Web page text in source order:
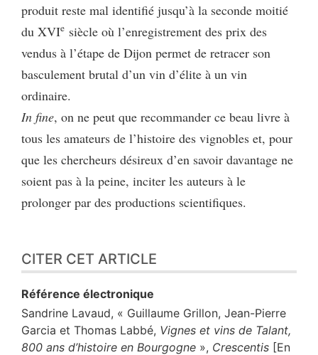
produit reste mal identifié jusqu’à la seconde moitié
du XVIe siècle où l’enregistrement des prix des
vendus à l’étape de Dijon permet de retracer son
basculement brutal d’un vin d’élite à un vin
ordinaire.
In fine, on ne peut que recommander ce beau livre à
tous les amateurs de l’histoire des vignobles et, pour
que les chercheurs désireux d’en savoir davantage ne
soient pas à la peine, inciter les auteurs à le
prolonger par des productions scientifiques.
CITER CET ARTICLE
Référence électronique
Sandrine Lavaud, « Guillaume Grillon, Jean-Pierre
Garcia et Thomas Labbé, Vignes et vins de Talant,
800 ans d’histoire en Bourgogne », Crescentis [En